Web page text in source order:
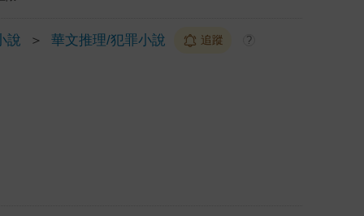
說 ＞ 華文推理/犯罪小說 追蹤 ?